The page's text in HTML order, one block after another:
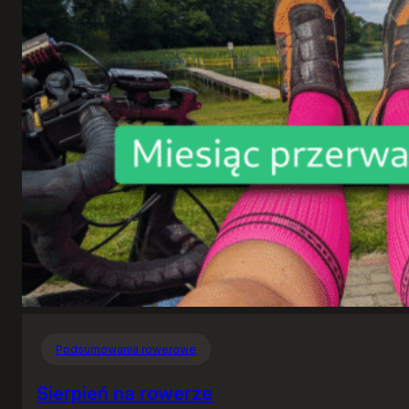
Podsumowania rowerowe
Sierpień na rowerze